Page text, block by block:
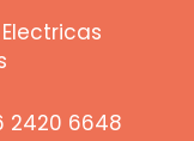
2420 6648